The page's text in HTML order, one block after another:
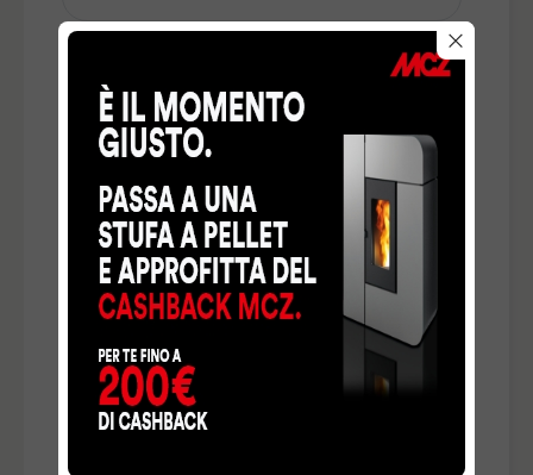
TELEFONO*
NAZIONE*
INDICA QUI DI CHE COSA HAI BISOGNO *